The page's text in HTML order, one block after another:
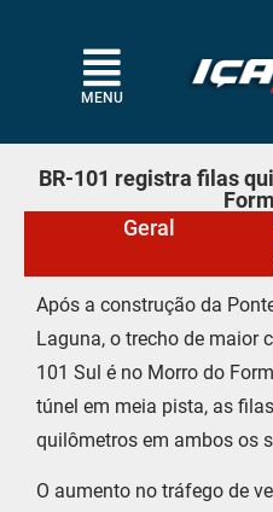
MENU
BR-101 registra filas
Geral
Após a construção da
Laguna, o trecho de maior
101 Sul é no Morro do
túnel em meia pista, as
quilômetros em ambos os
O aumento no tráfego de